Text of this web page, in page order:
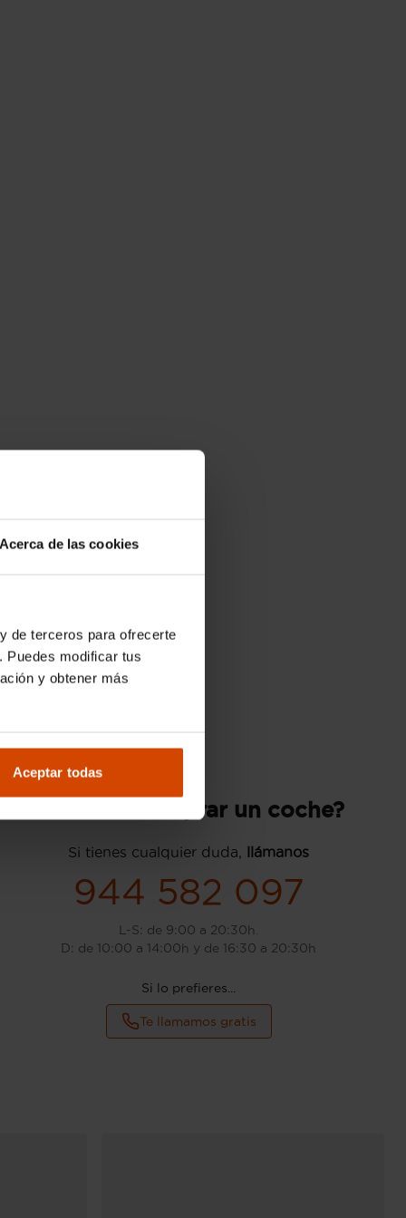
Acerca de las cookies
de terceros para ofrecerte
Puedes modificar tus
y obtener más
Aceptar todas
¿Quieres comprar un coche?
Si tienes cualquier duda, llámanos
944 582 097
L-S: de 9:00 a 20:30h.
D: de 10:00 a 14:00h y de 16:30 a 20:30h
Si lo prefieres...
Te llamamos gratis